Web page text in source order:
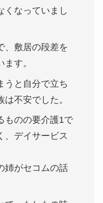
くなっていまし
、敷居の段差を
す。
うと自分で立ち
は不安でした。
ものの要介護1で
、デイサービス
姉がセコムの話